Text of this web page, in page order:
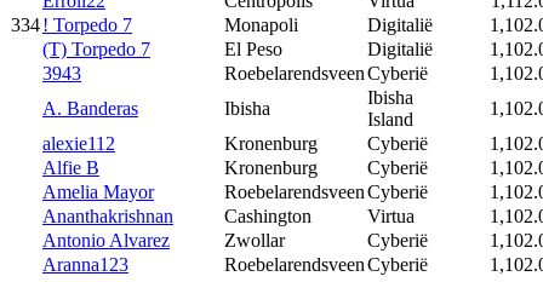
334! Torpedo 7 Monapoli Digitalië
(T) Torpedo 7
El Peso Digitalië
3943
RoebelarendsveenCyberië
A. Banderas
Ibisha
Ibisha
Island
alexie112
Kronenburg Cyberië
Alfie B
Kronenburg Cyberië
Amelia Mayor
RoebelarendsveenCyberië
Ananthakrishnan
Cashington Virtua
Antonio Alvarez
Zwollar Cyberië
Aranna123
RoebelarendsveenCyberië